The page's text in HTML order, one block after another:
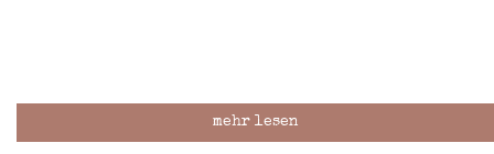
mehr lesen